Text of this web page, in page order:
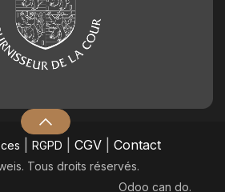
RGPD CGV| Contact
Tous droits réservés.
Odoo can do.